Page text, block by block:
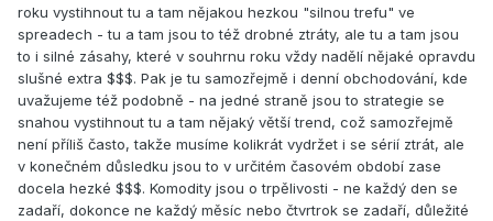
roku vystihnout tu a tam nějakou hezkou "silnou trefu" ve
spreadech - tu a tam jsou to též drobné ztráty, ale tu a tam jsou
to i silné zásahy, které v souhrnu roku vždy nadělí nějaké opravdu
slušné extra $$$. Pak je tu samozřejmě i denní obchodování, kde
uvažujeme též podobně - na jedné straně jsou to strategie se
snahou vystihnout tu a tam nějaký větší trend, což samozřejmě
není příliš často, takže musíme kolikrát vydržet i se sérií ztrát, ale
v konečném důsledku jsou to v určitém časovém období zase
docela hezké $$$. Komodity jsou o trpělivosti - ne každý den se
zadaří, dokonce ne každý měsíc nebo čtvrtrok se zadaří, důležité